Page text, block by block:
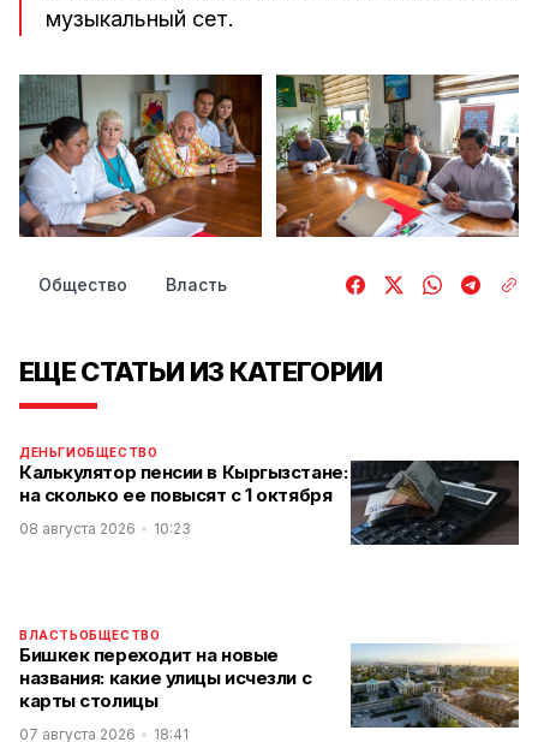
музыкальный сет.
Общество Власть
ЕЩЕ СТАТЬИ ИЗ КАТЕГОРИИ
ДЕНЬГИОБЩЕСТВО
Калькулятор пенсии в Кыргызстане:
на сколько ее повысят с 1 октября
08 августа 2026 10:23
ВЛАСТЬОБЩЕСТВО
Бишкек переходит на новые
названия: какие улицы исчезли с
карты столицы
07 августа 2026 18:41